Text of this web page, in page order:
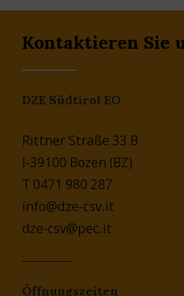
Kontaktieren Sie
DZE Südtirol EO
Rittner Straße 33 B
I-39100 Bozen (BZ)
T 0471 980 287
info@dze-csv.it
dze-csv@pec.it
Öffnungszeiten